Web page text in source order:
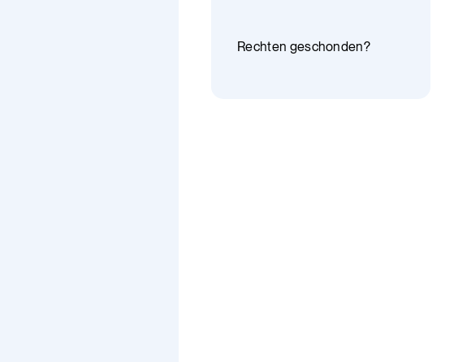
Rechten geschonden?